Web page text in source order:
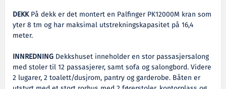
DEKKPå dekk er det montert en Palfinger PK12000M kran som
yter 8 tm og har maksimal utstrekningskapasitet på 16,4
meter.
INNREDNING Dekkshuset inneholder en stor passasjersalong
med stoler til 12 passasjerer, samt sofa og salongbord. Videre
2 lugarer, 2 toalett/dusjrom, pantry og garderobe. Båten er